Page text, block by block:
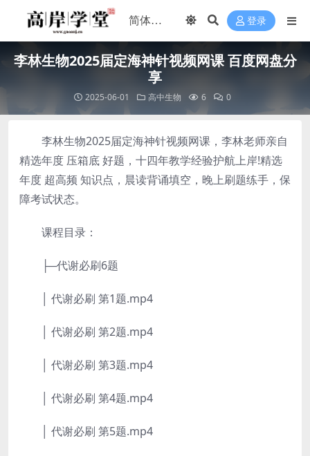
登录
李林生物2025届定海神针视频网课 百度网盘分
享
2025-06-01 高中生物 6 0
李林生物2025届定海神针视频网课，李林老师亲自
精选年度 压箱底 好题，十四年教学经验护航上岸!精选
年度 超高频 知识点，晨读背诵填空，晚上刷题练手，保
障考试状态。
课程目录：
├─代谢必刷6题
│ 代谢必刷 第1题.mp4
│ 代谢必刷 第2题.mp4
│ 代谢必刷 第3题.mp4
│ 代谢必刷 第4题.mp4
│ 代谢必刷 第5题.mp4